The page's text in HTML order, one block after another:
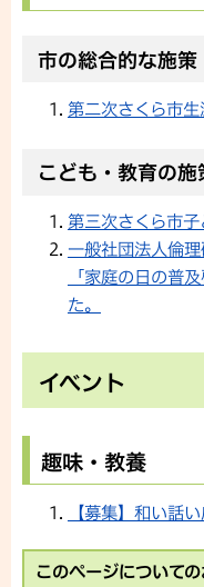
市の総合的な施策
第二次さくら市
こども・教育の施
第三次さくら市
一般社団法人倫
「家庭の日の普
た。
イベント
趣味・教養
【募集】和い話
このページについて